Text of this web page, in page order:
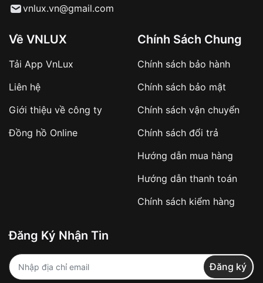
Từ khóa SEO:
sản phẩm đặc biệt
hàng
Số tiền còn lại thanh toán khi nhận hàng hoặc
✔️ Đảm bảo xử lý đơn hàng nhanh chóng
✔️ Hạn chế tình trạng hủy đơn không mong
Từ khóa SEO:
vnlux.vn@gmail.com
Về VNLUX
Tải App VnLux
Liên hệ
Giới thiệu về công ty
Đồng hồ Online
Chính Sách Chung
Chính sách bảo hành
Chính sách bảo mật
Chính sách vận chuyển
Chính sách đổi trả
Hướng dẫn mua hàng
Hướng dẫn thanh toán
Chính sách kiểm hàng
Đăng Ký Nhận Tin
Đăng ký